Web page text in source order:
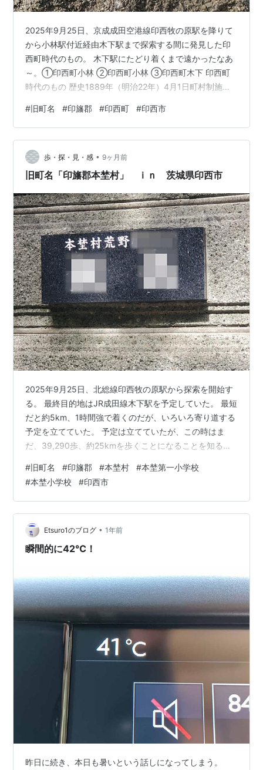
2025年9月25日、京成成田空港線印西牧の原駅を降りて
から小林駅付近経由木下駅まで探索する間に発見した印
西町時代のもの。 木下駅にたどり着くまで遠かったなあ
～。①印西町小林 ②印西町小林 ③印西町木下 印西町
時代のもの 歴史1889年（明治22年）4月1日町村制施行
村、宗像村、本郷村、埜原村が誕生。 1913年（大正2
年）3月1日大杜村が町制施行・改称して大森町となる。
1913年（大正2年）4月1日本郷村、埜原村が合併して本
埜村が誕生。 1954年（昭和29年）12月1日木下町、大森
町、船穂村、永治村（平塚・谷田・清戸・十余一を除
#旧町名 #印旛郡 #印西町 #印西市
歩・探・見・感 • 9ヶ月前
旧町名「印旛郡本埜村」 ｉｎ 茨城県印西市
2025年9月25日、北総線印西牧の原駅から探索を開始す
る。 最終目的地はJR成田線木下駅を予定していた。 最短
だと約5km、1時間強で着くのだが、いろいろ寄り道する
予定を立てていた。 予定は立てていたが、この時はま
だ、39,290歩、約25kmを歩くことになることを知る由
へ。 その途中で本埜村時代の旧町名を発見する。 発見場
所 茨城県印西市荒野 以下に示す本埜村時代の痕跡はいく
つも発見したのだが、表札はこれ1枚だけしか見つけられ
なかった。 ここは本埜村 境界石 監視カメラ おねがい 不
法投棄禁止 ゴミ等の投棄禁止 文入口注意 文入口？ 学校
の…
#旧町名 #印旛郡 #本埜村 #本埜第一小学校
#本埜小学校 #印西市
Etsuro1のブログ • 1年前
瞬間的に42℃！
昨日に続き、本日も暑いという話しになってしまう。